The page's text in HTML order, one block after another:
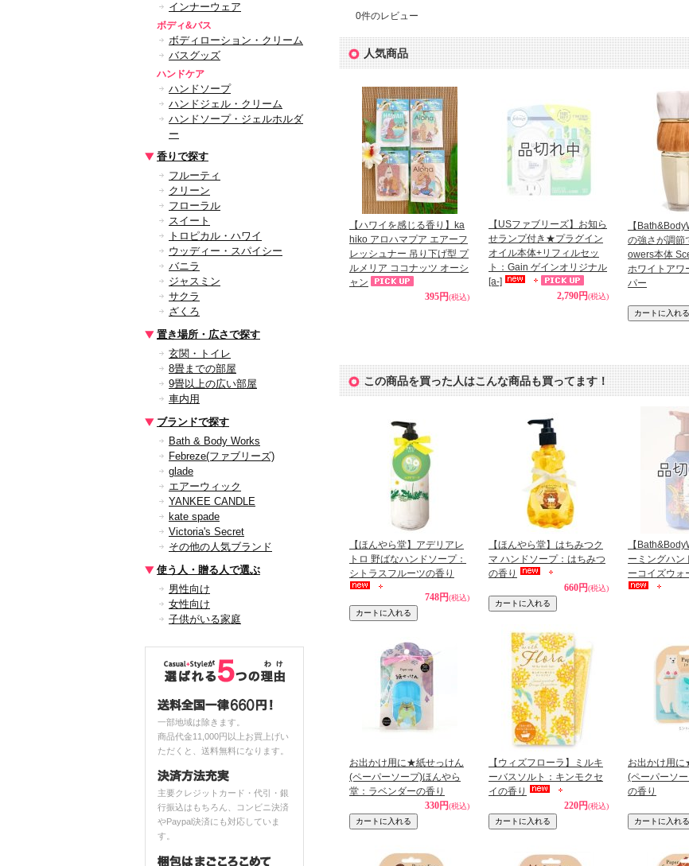
インナーウェア
ボディ&バス
ボディローション・クリーム
バスグッズ
ハンドケア
ハンドソープ
ハンドジェル・クリーム
ハンドソープ・ジェルホルダ
ー
香りで探す
フルーティ
クリーン
フローラル
スイート
トロピカル・ハワイ
ウッディー・スパイシー
バニラ
ジャスミン
サクラ
ざくろ
置き場所・広さで探す
玄関・トイレ
8畳までの部屋
9畳以上の広い部屋
車内用
ブランドで探す
Bath & Body Works
Febreze(ファブリーズ)
glade
エアーウィック
YANKEE CANDLE
kate spade
Victoria's Secret
その他の人気ブランド
使う人・贈る人で選ぶ
男性向け
女性向け
子供がいる家庭
一部地域は除きます。
商品代金11,000円以上お買上げい
ただくと、送料無料になります。
主要クレジットカード・代引・銀
行振込はもちろん、コンビニ決済
やPaypal決済にも対応していま
す。
0件のレビュー
人気商品
【ハワイを感じる香り】ka
hiko アロハマプア エアーフ
レッシュナー 吊り下げ型 プ
ルメリア ココナッツ オーシ
ャン
395円(税込)
【USファブリーズ】お知ら
せランプ付き★プラグイン
オイル本体+リフィルセッ
ト：Gain ゲインオリジナル
[a-]
2,790円(税込)
【
の強さが調
owers本体
ホワイトアワ
パー
この商品を買った人はこんな商品も買ってます！
【ほんやら堂】アデリアレ
トロ 野ばなハンドソープ：
シトラスフルーツの香り
748円(税込)
【ほんやら堂】はちみつク
マ ハンドソープ：はちみつ
の香り
660円(税込)
【
ーミングハン
ーコイズウォ
お出かけ用に★紙せっけん
(ペーパーソープ)ほんやら
堂：ラベンダーの香り
330円(税込)
【ウィズフローラ】ミルキ
ーバスソルト：キンモクセ
イの香り
220円(税込)
お出かけ用
(ペーパーソ
の香り